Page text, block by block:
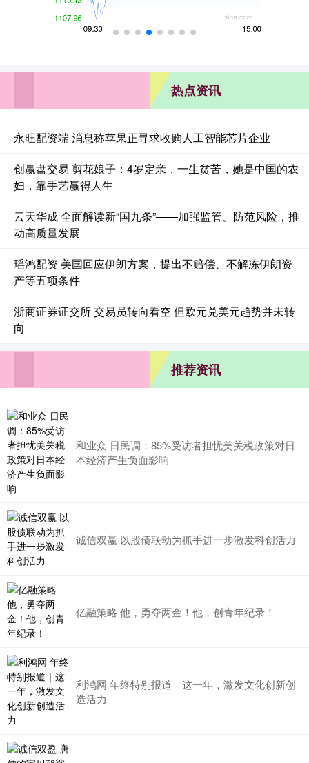
热点资讯
永旺配资端 消息称苹果正寻求收购人工智能芯片企业
创赢盘交易 剪花娘子：4岁定亲，一生贫苦，她是中国的农
妇，靠手艺赢得人生
云天华成 全面解读新“国九条”——加强监管、防范风险，推
动高质量发展
瑶鸿配资 美国回应伊朗方案，提出不赔偿、不解冻伊朗资
产等五项条件
浙商证券证交所 交易员转向看空 但欧元兑美元趋势并未转
向
推荐资讯
和业众 日民调：85%受访者担忧美关税政策对日
本经济产生负面影响
诚信双赢 以股债联动为抓手进一步激发科创活力
亿融策略 他，勇夺两金！他，创青年纪录！
利鸿网 年终特别报道｜这一年，激发文化创新创
造活力